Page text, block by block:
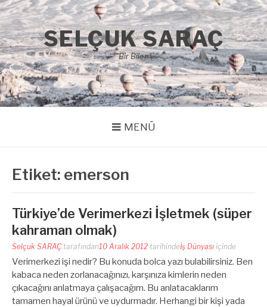
İçeriğe
atla
SELÇUK SARAÇ
"Bir Bilen"
MENÜ
Etiket: emerson
Türkiye’de Verimerkezi İşletmek (süper
kahraman olmak)
Selçuk SARAÇtarafından10 Aralık 2012 tarihindeİş Dünyası içinde
Verimerkezi işi nedir? Bu konuda bolca yazı bulabilirsiniz. Ben
kabaca neden zorlanacağınızı, karşınıza kimlerin neden
çıkacağını anlatmaya çalışacağım. Bu anlatacaklarım
tamamen hayal ürünü ve uydurmadır. Herhangi bir kişi yada